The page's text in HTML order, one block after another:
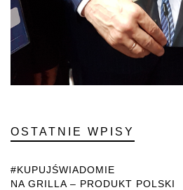
OSTATNIE WPISY
#KUPUJŚWIADOMIE
NA GRILLA – PRODUKT POLSKI